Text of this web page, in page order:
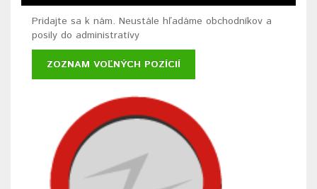
Pridajte sa k nám. Neustále hľadáme obchodníkov a
posily do administratívy
ZOZNAM VOĽNÝCH POZÍCIÍ